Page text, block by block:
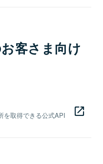
客さま向け
を取得できる公式API